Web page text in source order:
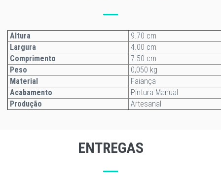
Altura
9.70 cm
Largura
4.00 cm
Comprimento
7.50 cm
Peso
0,050 kg
Material
Faiança
Acabamento
Pintura Manual
Produção
Artesanal
ENTREGAS